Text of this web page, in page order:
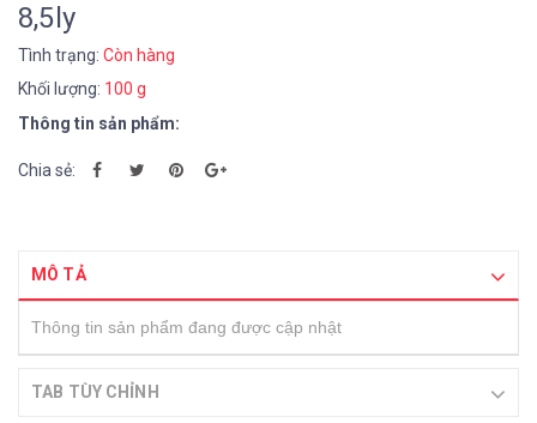
8,5ly
Tình trạng: Còn hàng
Khối lượng: 100 g
Thông tin sản phẩm:
Chia sẻ:
MÔ TẢ
Thông tin sản phẩm đang được cập nhật
TAB TÙY CHỈNH